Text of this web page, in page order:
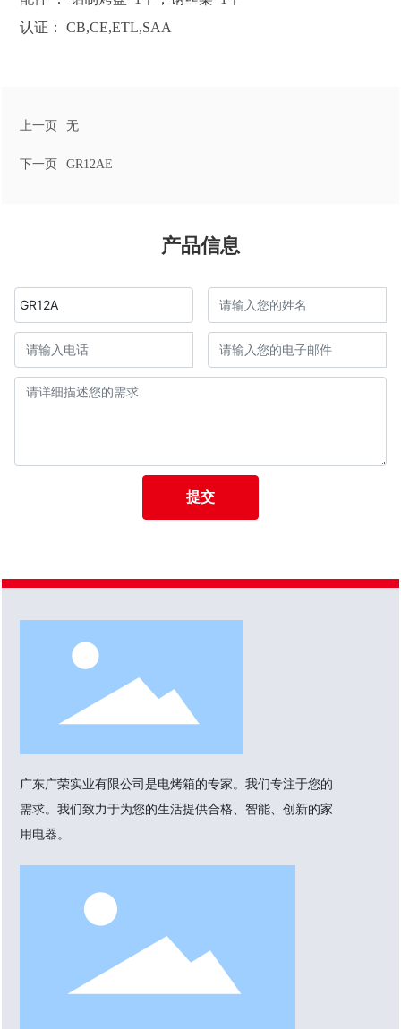
认证： CB,CE,ETL,SAA
上一页 无
下一页 GR12AE
产品信息
GR12A
提交
广东广荣实业有限公司是电烤箱的专家。我们专注于您的
需求。我们致力于为您的生活提供合格、智能、创新的家
用电器。